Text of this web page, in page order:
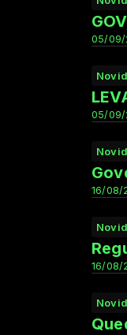
05/09/
05/09/
16/08/
16/08/